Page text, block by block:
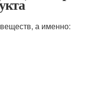
а именно: